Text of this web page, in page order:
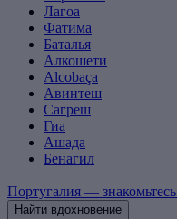
Лагоа
Фатима
Баталья
Алкошети
Alcobaça
Авинтеш
Сагреш
Гиа
Ашада
Бенагил
Португалия — знакомьтесь
Найти вдохновение